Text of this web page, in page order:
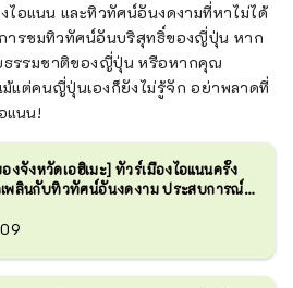
ไอแนน และทิวทัศน์อันงดงามที่หาไม่ได้
ารชมทิวทัศน์อันบริสุทธิ์ของญี่ปุ่น หาก
รรมชาติของญี่ปุ่น หรือหากคุณ
แต่คนญี่ปุ่นเองก็ยังไม่รู้จัก อย่าพลาดที่
แนน!
งจังหวัดเอฮิเมะ] ทัวร์เมืองไอแนนครั้ง
เพลินกับทิวทัศน์อันงดงาม ประสบการณ์